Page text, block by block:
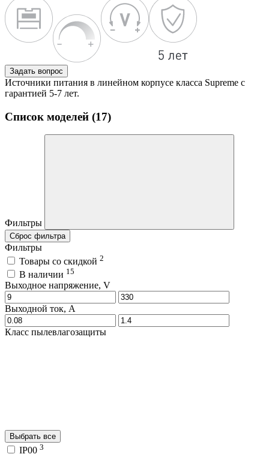
Задать вопрос
Источники питания в линейном корпусе класса Supreme с
гарантией 5-7 лет.
Список моделей (17)
Фильтры
Сброс фильтра
Фильтры
Товары со скидкой 2
В наличии 15
Выходное напряжение, V
Выходной ток, A
Класс пылевлагозащиты
Выбрать все
IP00 3